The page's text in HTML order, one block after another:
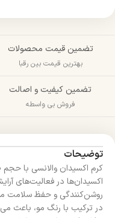
تضمین قیمت محصولات
بهترین قیمت بین رقبا
تضمین کیفیت و اصالت
فروش بی واسطه
توضیحات
اکسیدان‌ها در فعالیت‌های
روشن‌کنندگی و حفظ سلامت
در ترکیب با رنگ مو، باعث